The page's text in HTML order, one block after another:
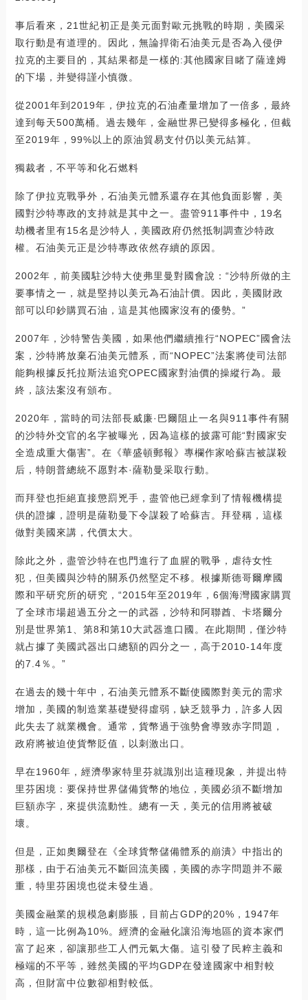
事后看來，21世紀初正是美元面對歐元挑戰的時期，美國采
取行動是有道理的。因此，無論捍衛石油美元是否為入侵伊
拉克的主要目的，其結果都是一樣的:其他國家目睹了薩達姆
的下場，并變得謹小慎微。
從2001年到2019年，伊拉克的石油產量增加了一倍多，最終
達到每天500萬桶。過去幾年，金融世界已變得多極化，但截
至2019年，99%以上的原油貿易支付仍以美元結算。
獨裁者，不平等和化石燃料
除了伊拉克戰爭外，石油美元體系還存在其他負面影響，美
國對沙特專政的支持就是其中之一。盡管911事件中，19名
劫機者里有15名是沙特人，美國政府仍然抵制調查沙特政
權。石油美元正是沙特專政依然存續的原因。
2002年，前美國駐沙特大使弗里曼對國會說：“沙特所做的主
要事情之一，就是堅持以美元為石油計價。因此，美國財政
部可以印鈔購買石油，這是其他國家沒有的優勢。”
2007年，沙特警告美國，如果他們繼續推行“NOPEC”國會法
案，沙特將放棄石油美元體系，而“NOPEC”法案將使司法部
能夠根據反托拉斯法追究OPEC國家對油價的操縱行為。最
終，該法案沒有頒布。
2020年，當時的司法部長威廉·巴爾阻止一名與911事件有關
的沙特外交官的名字被曝光，因為這樣的披露可能“對國家安
全造成重大傷害”。在《華盛頓郵報》專欄作家哈蘇吉被謀殺
后，特朗普總統不愿對本·薩勒曼采取行動。
而拜登也拒絕直接懲罰兇手，盡管他已經拿到了情報機構提
供的證據，證明是薩勒曼下令謀殺了哈蘇吉。拜登稱，這樣
做對美國來講，代價太大。
除此之外，盡管沙特在也門進行了血腥的戰爭，虐待女性
犯，但美國與沙特的關系仍然堅定不移。根據斯德哥爾摩國
際和平研究所的研究，“2015年至2019年，6個海灣國家購買
了全球市場超過五分之一的武器，沙特和阿聯酋、卡塔爾分
別是世界第1、第8和第10大武器進口國。在此期間，僅沙特
就占據了美國武器出口總額的四分之一，高于2010-14年度
的7.4％。”
在過去的幾十年中，石油美元體系不斷使國際對美元的需求
增加，美國的制造業基礎變得虛弱，缺乏競爭力，許多人因
此失去了就業機會。通常，貨幣過于強勢會導致赤字問題，
政府將被迫使貨幣貶值，以刺激出口。
早在1960年，經濟學家特里芬就識別出這種現象，并提出特
里芬困境：要保持世界儲備貨幣的地位，美國必須不斷增加
巨額赤字，來提供流動性。總有一天，美元的信用將被破
壞。
但是，正如奧爾登在《全球貨幣儲備體系的崩潰》中指出的
那樣，由于石油美元不斷回流美國，美國的赤字問題并不嚴
重，特里芬困境也從未發生過。
美國金融業的規模急劇膨脹，目前占GDP的20%，1947年
時，這一比例為10%。經濟的金融化讓沿海地區的資本家們
富了起來，卻讓那些工人們元氣大傷。這引發了民粹主義和
極端的不平等，雖然美國的平均GDP在發達國家中相對較
高，但財富中位數卻相對較低。